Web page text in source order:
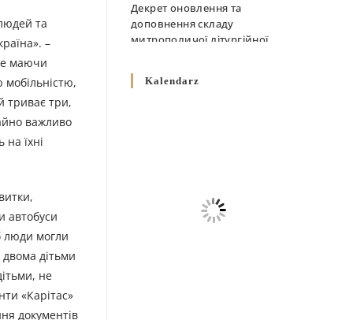
та
–
маючи
триває три,
важливо
їхні
автобуси
люди могли
двома дітьми
не
«Карітас»
документів
Декрет оновлення та
доповнення складу
митрополичої літургійної
10 GRUDNIA 2025
Декрет про відзначення
Великодня і всіх рухомих
Kalendarz